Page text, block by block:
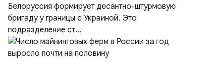
Белоруссия формирует десантно-штурмовую
бригаду у границы с Украиной. Это
подразделение ст...